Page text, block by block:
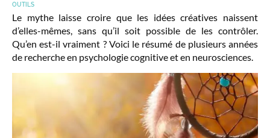
OUTILS
Le mythe laisse croire que les idées créatives naissent
d’elles-mêmes, sans qu’il soit possible de les contrôler.
Qu’en est-il vraiment ? Voici le résumé de plusieurs années
de recherche en psychologie cognitive et en neurosciences.